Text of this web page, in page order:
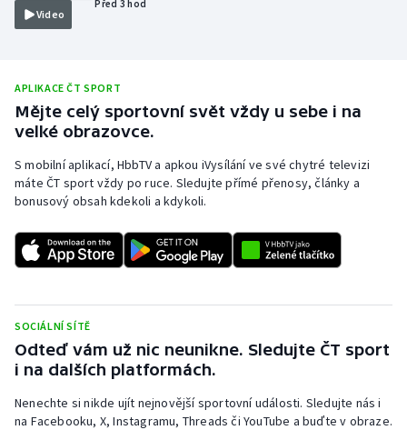
Plážový volejbal
Rychlobruslení
Rychlostní kanoistika
Short track
Sportovní střelba
Triatlon
Veslování
Vodní slalom
Video
Před 3 hod
APLIKACE ČT SPORT
Mějte celý sportovní svět vždy u sebe i na
velké obrazovce.
S mobilní aplikací, HbbTV a apkou iVysílání ve své chytré televizi
máte ČT sport vždy po ruce. Sledujte přímé přenosy, články a
bonusový obsah kdekoli a kdykoli.
SOCIÁLNÍ SÍTĚ
Odteď vám už nic neunikne. Sledujte ČT sport
i na dalších platformách.
Nenechte si nikde ujít nejnovější sportovní události. Sledujte nás i
na Facebooku, X, Instagramu, Threads či YouTube a buďte v obraze.